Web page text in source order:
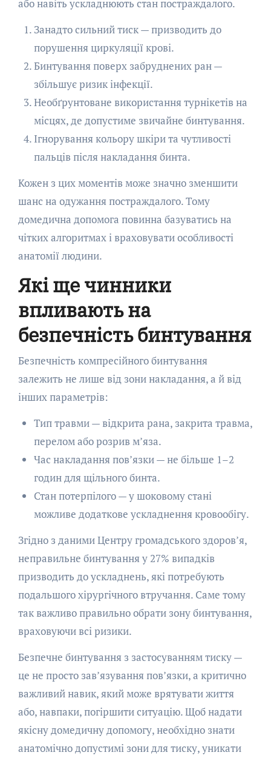
або навіть ускладнюють стан постраждалого.
Занадто сильний тиск — призводить до
порушення циркуляції крові.
Бинтування поверх забруднених ран —
збільшує ризик інфекції.
Необґрунтоване використання турнікетів на
місцях, де допустиме звичайне бинтування.
Ігнорування кольору шкіри та чутливості
пальців після накладання бинта.
Кожен з цих моментів може значно зменшити
шанс на одужання постраждалого. Тому
домедична допомога повинна базуватись на
чітких алгоритмах і враховувати особливості
анатомії людини.
Які ще чинники
впливають на
безпечність бинтування
Безпечність компресійного бинтування
залежить не лише від зони накладання, а й від
інших параметрів:
Тип травми — відкрита рана, закрита травма,
перелом або розрив м’яза.
Час накладання пов’язки — не більше 1–2
годин для щільного бинта.
Стан потерпілого — у шоковому стані
можливе додаткове ускладнення кровообігу.
Згідно з даними Центру громадського здоров’я,
неправильне бинтування у 27% випадків
призводить до ускладнень, які потребують
подальшого хірургічного втручання. Саме тому
так важливо правильно обрати зону бинтування,
враховуючи всі ризики.
Безпечне бинтування з застосуванням тиску —
це не просто зав’язування пов’язки, а критично
важливий навик, який може врятувати життя
або, навпаки, погіршити ситуацію. Щоб надати
якісну домедичну допомогу, необхідно знати
анатомічно допустимі зони для тиску, уникати